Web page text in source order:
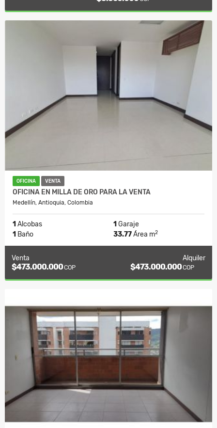
OFICINA VENTA
OFICINA EN MILLA DE ORO PARA LA VENTA
Medellín, Antioquia, Colombia
1 Alcobas 1 Garaje
1 Baño 33.77Área m2
Venta
$473.000.000COP
Alquiler
$473.000.000COP